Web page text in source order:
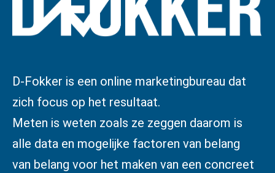
D-Fokker is een online marketingbureau dat
zich focus op het resultaat.
Meten is weten zoals ze zeggen daarom is
alle data en mogelijke factoren van belang
van belang voor het maken van een concreet